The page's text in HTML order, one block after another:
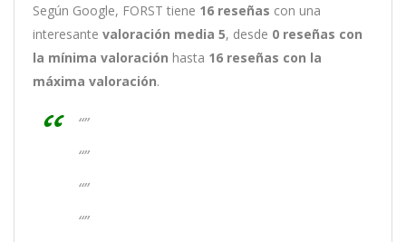
Según Google, FORST tiene 16 reseñas con una
interesante valoración media 5, desde 0 reseñas con
la mínima valoración hasta 16 reseñas con la
máxima valoración.
“”
“”
“”
“”